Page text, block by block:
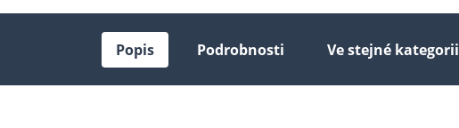
Popis Podrobnosti Ve stejné kategorii